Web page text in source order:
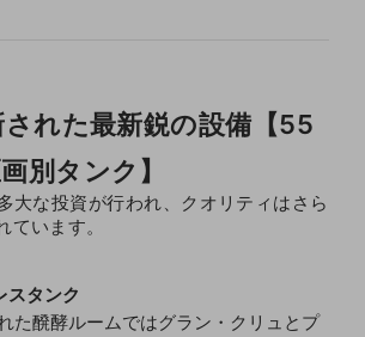
れた最新鋭の設備【55
別タンク】
大な投資が行われ、クオリティはさら
ています。
スタンク
た醗酵ルームではグラン・クリュとプ